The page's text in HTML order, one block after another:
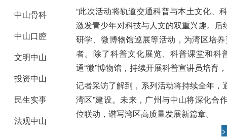
中山骨科
中山口腔
文明中山
投资中山
民生实事
法观中山
“此次活动将轨道交通科普与本土文化、
激发青少年对科技与人文的双重兴趣。
研学、微博物馆巡展等活动，为湾区培
者。除了科普文化展览、科普课堂和
通“微”博物馆，持续开展科普宣讲员培育
记者采访了解到，系列活动将持续全年，
湾区”建设。未来，广州与中山将深化合
位联动，谱写湾区高质量发展新篇章。